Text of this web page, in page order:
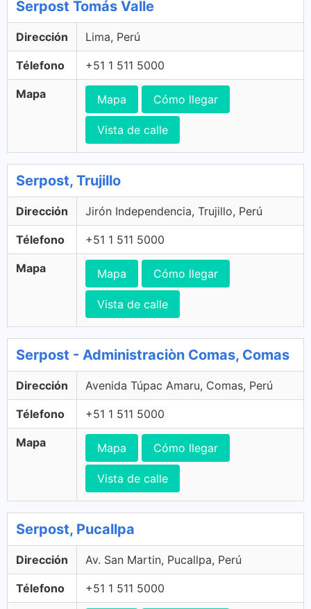
Serpost Tomás Valle
Dirección Lima, Perú
Télefono +51 1 511 5000
Mapa Mapa Cómo llegar
Vista de calle
Serpost, Trujillo
Dirección Jirón Independencia, Trujillo, Perú
Télefono +51 1 511 5000
Mapa Mapa Cómo llegar
Vista de calle
Serpost - Administraciòn Comas, Comas
Dirección Avenida Túpac Amaru, Comas, Perú
Télefono +51 1 511 5000
Mapa Mapa Cómo llegar
Vista de calle
Serpost, Pucallpa
Dirección Av. San Martin, Pucallpa, Perú
Télefono +51 1 511 5000